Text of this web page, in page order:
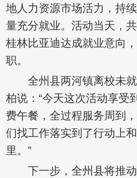
地人力资源市场活力，持
量充分就业。活动当天，
桂林比亚迪达成就业意向
职。
全州县两河镇离校未就
柏说：“今天这次活动享受
费午餐，全过程服务周到
们找工作落实到了行动上
里。”
下一步，全州县将推动